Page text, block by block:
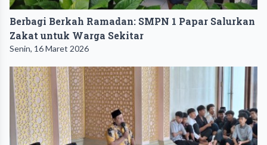
Berbagi Berkah Ramadan: SMPN 1 Papar Salurkan
Zakat untuk Warga Sekitar
Senin, 16 Maret 2026